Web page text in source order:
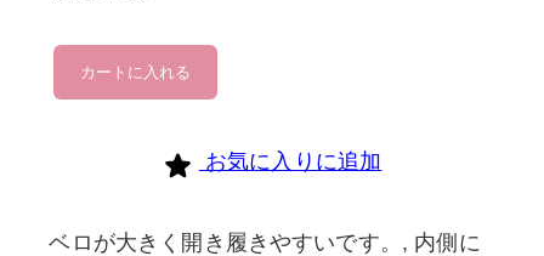
nike
個
カートに入れる
お気に入りに追加
ベロが大きく開き履きやすいです。, 内側に